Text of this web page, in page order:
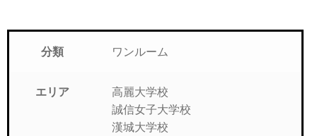
分類 ワンルーム
エリア
高麗大学校
誠信女子大学校
漢城大学校